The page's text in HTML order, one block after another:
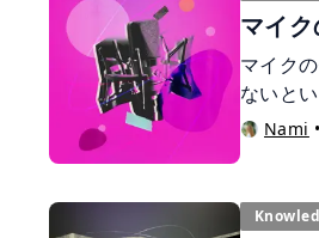
マイ
マイク
ないと
影響を
Nami